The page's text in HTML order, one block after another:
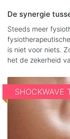
De synergie
Steeds meer
is niet voor niets.
het de zekerheid
SHOCKWAVE